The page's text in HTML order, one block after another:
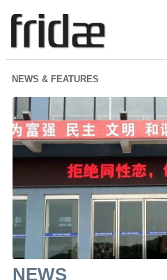
NEWS & FEATURES
NEWS